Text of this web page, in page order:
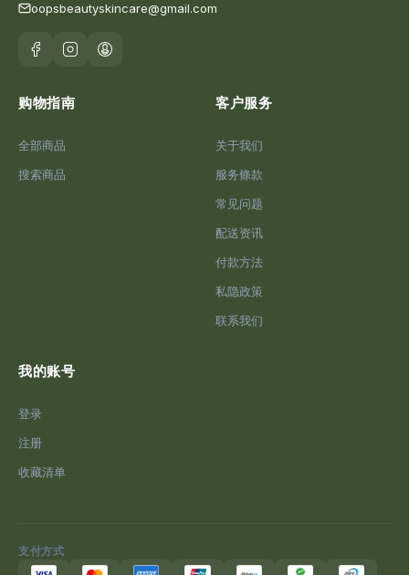
oopsbeautyskincare@gmail.com
购物指南
全部商品
搜索商品
客户服务
关于我们
服务條款
常见问题
配送资讯
付款方法
私隐政策
联系我们
我的账号
登录
注册
收藏清单
支付方式